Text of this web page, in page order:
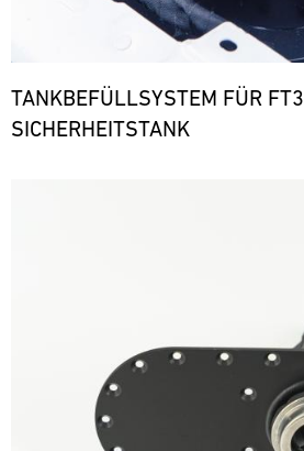
TANKBEFÜLLSYSTEM FÜR FT3
SICHERHEITSTANK